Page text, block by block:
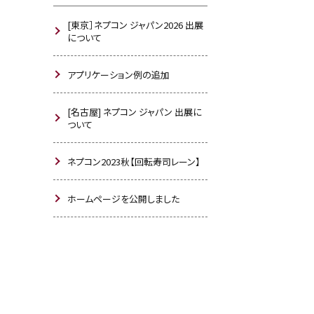
[東京］ネプコン ジャパン2026 出展
について
アプリケーション例の追加
[名古屋] ネプコン ジャパン 出展に
ついて
ネプコン2023秋【回転寿司レーン】
ホームページを公開しました